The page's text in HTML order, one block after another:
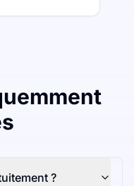
?